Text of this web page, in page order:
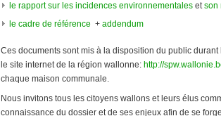
le rapport sur les incidences environnementales et son
le cadre de référence + addendum
Ces documents sont mis à la disposition du public
le site internet de la région wallonne: http://
chaque maison communale.
Nous invitons tous les citoyens wallons et leurs élus
connaissance du dossier et de ses enjeux afin de se